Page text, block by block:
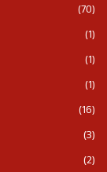
(70)
(1)
(1)
(1)
(16)
(3)
(2)